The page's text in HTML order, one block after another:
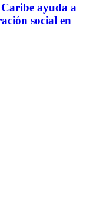
ayuda a
social en